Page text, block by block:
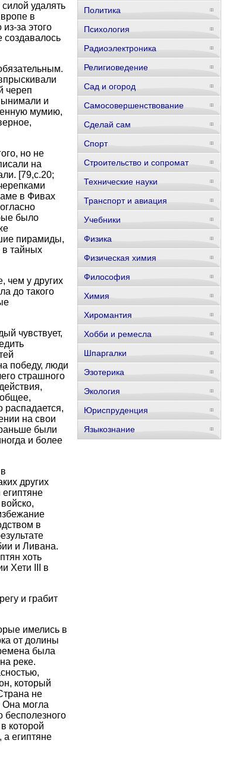
удалять
в
за этого
создавалось
череп
и
мумию,
но не
на
[79,c.20;
в Фивах
было
пирамиды,
в тайных
чем у других
до такого
чувствует,
победу, люди
страшного
распадается,
на свои
были
и более
других
в
и Ливана.
хоть
Хети III в
и грабит
имелись в
от долины
была
реке.
который
не
Она могла
бесполезного
которой
египтяне
Политика
Психология
Радиоэлектроника
Религиоведение
Сад и огород
Самосовершенствование
Сделай сам
Спорт
Строительство и сопромат
Технические науки
Транспорт и авиация
Учебники
Физика
Физическая химия
Философия
Химия
Хиромантия
Хобби и ремесла
Шпаргалки
Эзотерика
Экология
Юриспруденция
Языкознание